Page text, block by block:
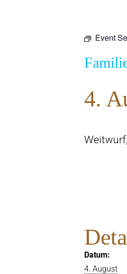
Event
4.
Datum:
4. August